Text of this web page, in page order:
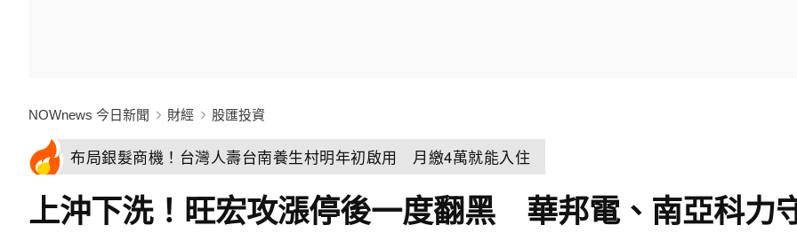
NOWnews 今日新聞 財經 股匯投資
布局銀髮商機！台灣人壽台南養生村明年初啟用 月繳4萬就能入住
上沖下洗！旺宏攻漲停後一度翻黑 華邦電、南亞科力